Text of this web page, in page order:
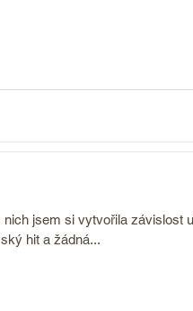
jsem si vytvořila závislost
hit a žádná...